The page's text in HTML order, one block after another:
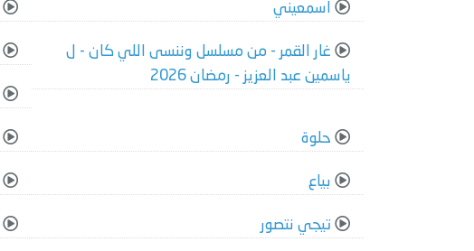
اسمعيني
غار القمر - من مسلسل وننسى اللي كان - ل
ياسمين عبد العزيز - رمضان 2026
حلوة
بياع
تيجي نتصور